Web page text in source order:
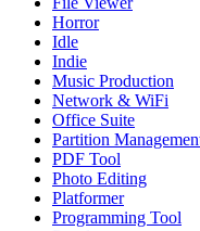
Horror
Idle
Indie
Music Production
Network & WiFi
Office Suite
Partition
PDF Tool
Photo Editing
Platformer
Programming Tool